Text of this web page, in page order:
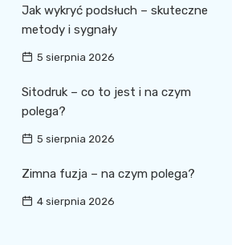
Jak wykryć podsłuch – skuteczne
metody i sygnały
5 sierpnia 2026
Sitodruk – co to jest i na czym
polega?
5 sierpnia 2026
Zimna fuzja – na czym polega?
4 sierpnia 2026